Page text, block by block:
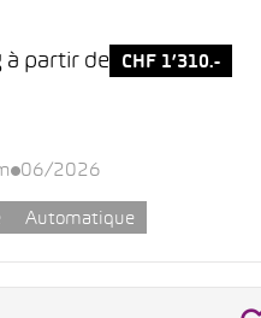
à partir de CHF 1’310.-
06/2026
Automatique